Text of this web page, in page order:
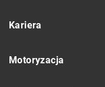
Kariera
Motoryzacja